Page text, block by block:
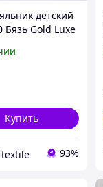
детский
Бязь Gold Luxe
Купить
93%